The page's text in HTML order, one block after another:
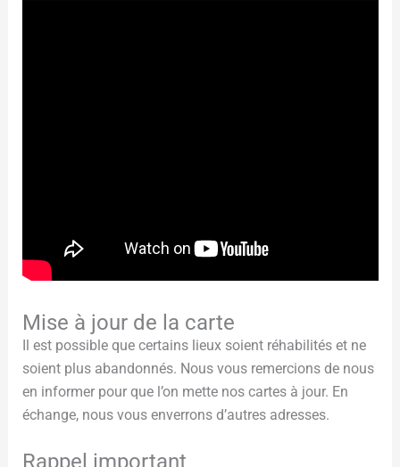
Mise à jour de la carte
Il est possible que certains lieux soient réhabilités et ne
soient plus abandonnés. Nous vous remercions de nous
en informer pour que l’on mette nos cartes à jour. En
échange, nous vous enverrons d’autres adresses.
Rappel important